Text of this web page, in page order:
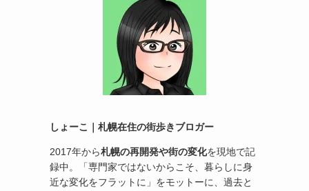
しょーこ｜札幌在住の街歩きブロガー
2017年から札幌の再開発や街の変化を現地で記
録中。「専門家ではないからこそ、暮らしに身
近な変化をフラットに」をモットーに、過去と